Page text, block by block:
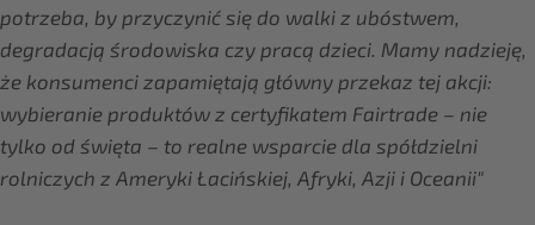
potrzeba, by przyczynić się do walki z ubóstwem,
degradacją środowiska czy pracą dzieci. Mamy nadzieję,
że konsumenci zapamiętają główny przekaz tej akcji:
wybieranie produktów z certyfikatem Fairtrade – nie
tylko od święta – to realne wsparcie dla spółdzielni
rolniczych z Ameryki Łacińskiej, Afryki, Azji i Oceanii"